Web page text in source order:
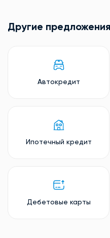
Другие
Автокредит
Ипотечный кредит
Дебетовые карты